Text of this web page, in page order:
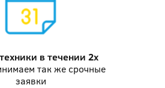
в течении 2х
так же срочные
заявки